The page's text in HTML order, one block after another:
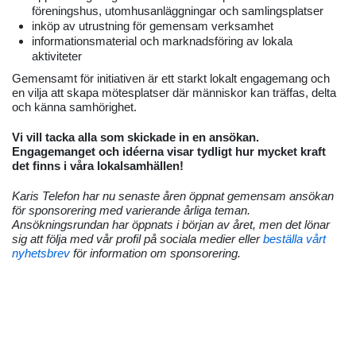
föreningshus, utomhusanläggningar och samlingsplatser
inköp av utrustning för gemensam verksamhet
informationsmaterial och marknadsföring av lokala
aktiviteter
Gemensamt för initiativen är ett starkt lokalt engagemang och
en vilja att skapa mötesplatser där människor kan träffas, delta
och känna samhörighet.
Vi vill tacka alla som skickade in en ansökan.
Engagemanget och idéerna visar tydligt hur mycket kraft
det finns i våra lokalsamhällen!
Karis Telefon har nu senaste åren öppnat gemensam ansökan
för sponsorering med varierande årliga teman.
Ansökningsrundan har öppnats i början av året, men det lönar
sig att följa med vår profil på sociala medier ellerbeställa vårt
nyhetsbrev för information om sponsorering.